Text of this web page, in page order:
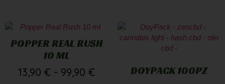
POPPER REAL RUSH
10 ML
13,90 € - 99,90 € DOYPACK 100PZ